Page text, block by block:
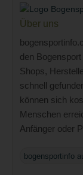
Über uns
den
Shops,
schnell
können sich
Menschen
Anfänger oder
bogensportinfo